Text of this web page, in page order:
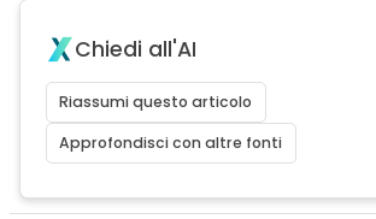
Chiedi all'AI
Riassumi questo articolo
Approfondisci con altre fonti